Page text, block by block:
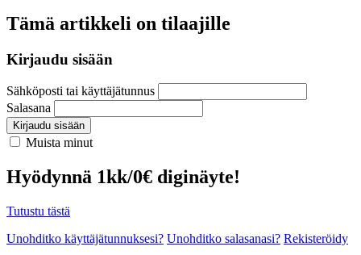
Tämä artikkeli on tilaajille
Kirjaudu sisään
Sähköposti tai käyttäjätunnus
Salasana
Kirjaudu sisään
Muista minut
Hyödynnä 1kk/0€ diginäyte!
Tutustu tästä
Unohditko käyttäjätunnuksesi? Unohditko salasanasi? Rekisteröidy